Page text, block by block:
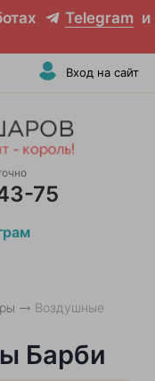
Telegram и
Вход на сайт
75
Воздушные
Барби